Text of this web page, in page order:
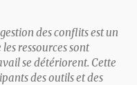
des conflits est un
ressources sont
se détériorent. Cette
des outils et des